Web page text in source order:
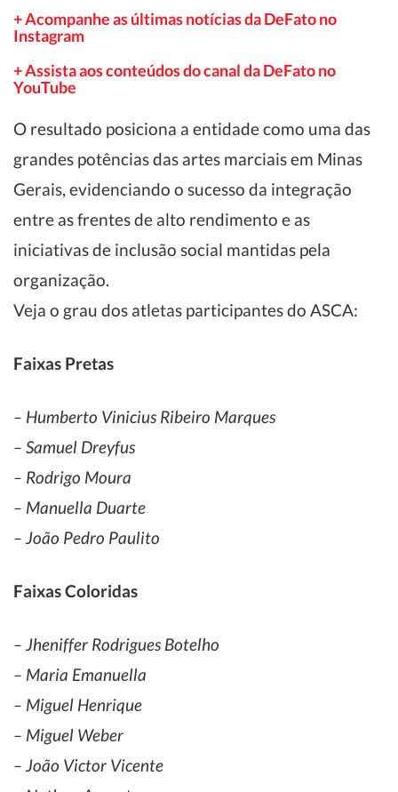
+ Acompanhe as últimas notícias da DeFato no
Instagram
+ Assista aos conteúdos do canal da DeFato no
YouTube
O resultado posiciona a entidade como uma das
grandes potências das artes marciais em Minas
Gerais, evidenciando o sucesso da integração
entre as frentes de alto rendimento e as
iniciativas de inclusão social mantidas pela
organização.
Veja o grau dos atletas participantes do ASCA:
Faixas Pretas
– Humberto Vinicius Ribeiro Marques
– Samuel Dreyfus
– Rodrigo Moura
– Manuella Duarte
– João Pedro Paulito
Faixas Coloridas
– Jheniffer Rodrigues Botelho
– Maria Emanuella
– Miguel Henrique
– Miguel Weber
– João Victor Vicente